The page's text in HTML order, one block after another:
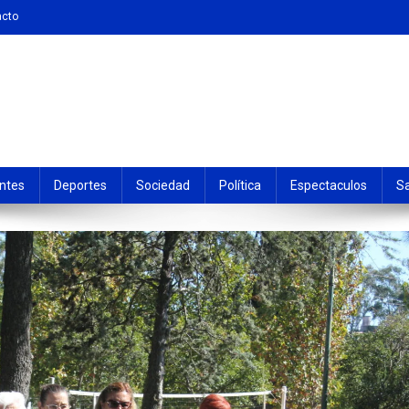
Deportes Sociedad Política Espectaculos